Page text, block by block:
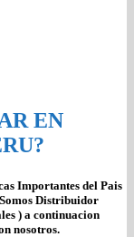
EN
Importantes del Pais
Distribuidor
) a continuacion
nosotros.